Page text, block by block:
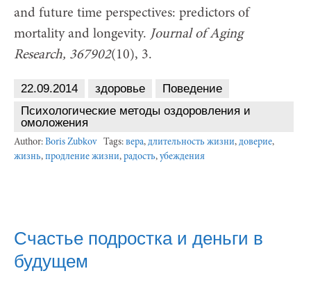
and future time perspectives: predictors of
mortality and longevity. Journal ofAging
Research, 367902(10), 3.
22.09.2014 здоровье
Поведение
Психологические методы оздоровления и
омоложения
Author: Boris Zubkov Tags: вера, длительность жизни, доверие,
жизнь, продление жизни, радость, убеждения
Счастье подростка и деньги в
будущем